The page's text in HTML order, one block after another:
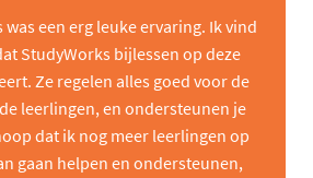
een erg leuke ervaring. Ik vind
StudyWorks bijlessen op deze
Ze regelen alles goed voor de
leerlingen, en ondersteunen je
dat ik nog meer leerlingen op
gaan helpen en ondersteunen,